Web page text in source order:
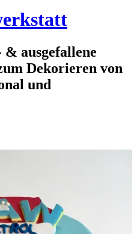
ausgefallene
Dekorieren von
und